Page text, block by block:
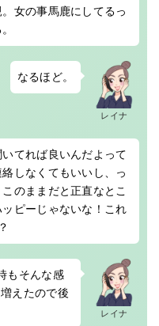
女の事馬鹿にしてるっ
レイナ
なるほど。
てれば良いんだよって
しなくてもいいし、っ
のままだと正直なとこ
ピーじゃないな！これ
レイナ
もそんな感
えたので後